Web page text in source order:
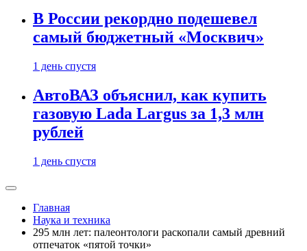
В России рекордно подешевел
самый бюджетный «Москвич»
1 день спустя
АвтоВАЗ объяснил, как купить
газовую Lada Largus за 1,3 млн
рублей
1 день спустя
Главная
Наука и техника
295 млн лет: палеонтологи раскопали самый древний
отпечаток «пятой точки»